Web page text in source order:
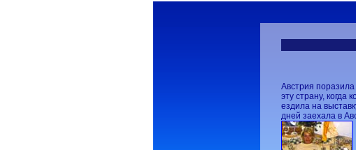
Австрия
эту страну,
ездила на
дней заехала в